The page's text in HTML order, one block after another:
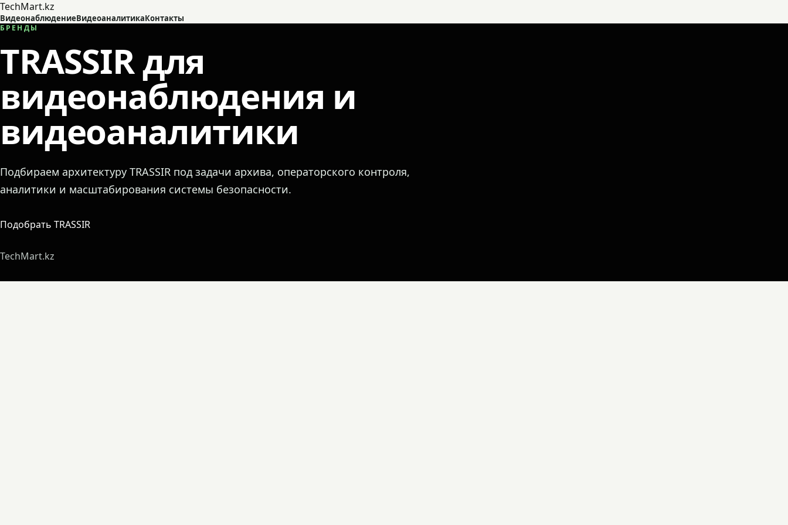
TechMart.kz
ВидеонаблюдениеВидеоаналитикаКонтакты
БРЕНДЫ
TRASSIR для
видеонаблюдения и
видеоаналитики
Подбираем архитектуру TRASSIR под задачи архива, операторского контроля,
аналитики и масштабирования системы безопасности.
Подобрать TRASSIR
TechMart.kz